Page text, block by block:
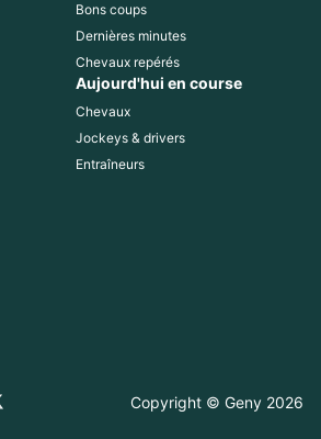
Bons coups
Dernières minutes
Chevaux repérés
Aujourd'hui en course
Chevaux
Jockeys & drivers
Entraîneurs
Copyright © Geny 2026